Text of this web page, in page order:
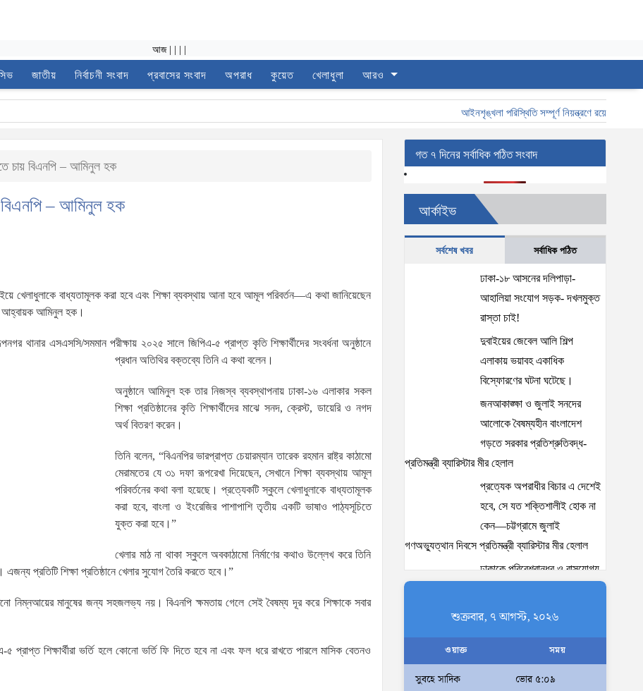
আজ
জাতীয় নির্বাচনী সংবাদ প্রবাসের সংবাদ অপরাধ কুয়েত খেলাধুলা আরও
আইনশৃঙ্খলা পরিস্থিতি সম্পূর্ণ নিয়ন্ত্রণে রয়েছে:
চায় বিএনপি – আমিনুল হক
বিএনপি – আমিনুল হক
খেলাধুলাকে বাধ্যতামূলক করা হবে এবং শিক্ষা ব্যবস্থায় আনা হবে আমূল পরিবর্তন—এ কথা জানিয়েছেন
আহ্বায়ক আমিনুল হক।
থানার এসএসসি/সমমান পরীক্ষায় ২০২৫ সালে জিপিএ-৫ প্রাপ্ত কৃতি শিক্ষার্থীদের সংবর্ধনা অনুষ্ঠানে
প্রধান অতিথির বক্তব্যে তিনি এ কথা বলেন।
অনুষ্ঠানে আমিনুল হক তার নিজস্ব ব্যবস্থাপনায় ঢাকা-১৬ এলাকার সকল
শিক্ষা প্রতিষ্ঠানের কৃতি শিক্ষার্থীদের মাঝে সনদ, ক্রেস্ট, ডায়েরি ও নগদ
অর্থ বিতরণ করেন।
তিনি বলেন, “বিএনপির ভারপ্রাপ্ত চেয়ারম্যান তারেক রহমান রাষ্ট্র কাঠামো
মেরামতের যে ৩১ দফা রূপরেখা দিয়েছেন, সেখানে শিক্ষা ব্যবস্থায় আমূল
পরিবর্তনের কথা বলা হয়েছে। প্রত্যেকটি স্কুলে খেলাধুলাকে বাধ্যতামূলক
করা হবে, বাংলা ও ইংরেজির পাশাপাশি তৃতীয় একটি ভাষাও পাঠ্যসূচিতে
যুক্ত করা হবে।”
খেলার মাঠ না থাকা স্কুলে অবকাঠামো নির্মাণের কথাও উল্লেখ করে তিনি
প্রতিটি শিক্ষা প্রতিষ্ঠানে খেলার সুযোগ তৈরি করতে হবে।”
নিম্নআয়ের মানুষের জন্য সহজলভ্য নয়। বিএনপি ক্ষমতায় গেলে সেই বৈষম্য দূর করে শিক্ষাকে সবার
প্রাপ্ত শিক্ষার্থীরা ভর্তি হলে কোনো ভর্তি ফি দিতে হবে না এবং ফল ধরে রাখতে পারলে মাসিক বেতনও
গত ৭ দিনের সর্বাধিক পঠিত সংবাদ
আর্কাইভ
সর্বশেষ খবর সর্বাধিক পঠিত
ঢাকা-১৮ আসনের দলিপাড়া-
আহালিয়া সংযোগ সড়ক- দখলমুক্ত
রাস্তা চাই!
দুবাইয়ের জেবেল আলি শিল্প
এলাকায় ভয়াবহ একাধিক
বিস্ফোরণের ঘটনা ঘটেছে।
জনআকাঙ্ক্ষা ও জুলাই সনদের
আলোকে বৈষম্যহীন বাংলাদেশ
গড়তে সরকার প্রতিশ্রুতিবদ্ধ-
প্রতিমন্ত্রী ব্যারিস্টার মীর হেলাল
প্রত্যেক অপরাধীর বিচার এ দেশেই
হবে, সে যত শক্তিশালীই হোক না
কেন—চট্টগ্রামে জুলাই
গণঅভ্যুত্থান দিবসে প্রতিমন্ত্রী ব্যারিস্টার মীর হেলাল
ঢাকাকে পরিবেশবান্ধব ও বাসযোগ্য
নাগরিকদের দায়িত্বশীল ভূমিকা
শুক্রবার, ৭ আগস্ট, ২০২৬
ওয়াক্ত সময়
সুবহে সাদিক ভোর ৫:০৯